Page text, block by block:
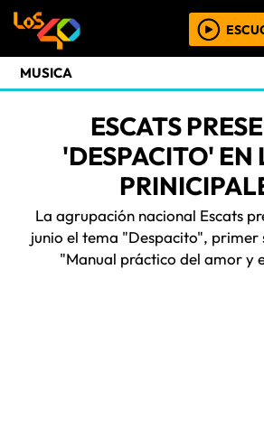
MUSICA
ESCATS
'DESPACITO' EN
La agrupación nacional Escats
junio el tema "Despacito", primer
"Manual práctico del amor y